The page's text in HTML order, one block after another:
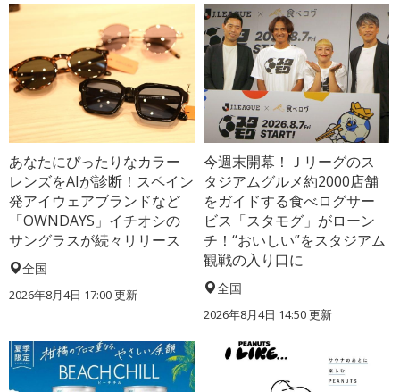
あなたにぴったりなカラー
レンズをAIが診断！スペイン
発アイウェアブランドなど
「OWNDAYS」イチオシの
サングラスが続々リリース
全国
2026年8月4日 17:00更新
今週末開幕！Ｊリーグのス
タジアムグルメ約2000店舗
をガイドする食べログサー
ビス「スタモグ」がローン
チ！“おいしい”をスタジアム
観戦の入り口に
全国
2026年8月4日 14:50更新